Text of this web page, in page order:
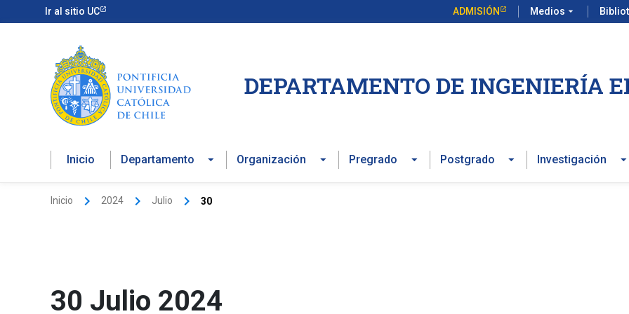
al
Ir al sitio UC ADMISIÓN Medios arrow_drop_down
DEPARTAMENTO DE INGENIERÍA
Inicio Departamento Organización Pregrado Postgrado Investigación
Inicio 2024 Julio 30
30 Julio 2024